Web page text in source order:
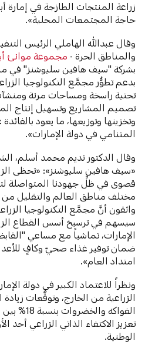
زراعة المنتجات الطازجة في إمارة
حاجة المجتمعات المحلية».
وقال عبدالله الهاملي الرئيس
والمناطق الحرة - مجموعة موانئ
بشركة "سيف هافين سليوشنز" في
بدعم تطوُّر مجمَّع التكنولوجيا
تحتية راسخة ومساحات مرنة
تصميم المشاريع وتسهيل إنتاج
وتخزينها وتوزيعها، ما يعود
المتنامي في دولة الإمارات».
وقال الدكتور نديم محمد أسلم،
«سيف هافين سليوشنز»: «تحظى
قصوى في ظلِّ جهودنا المتواصلة
مختلف مناطق العالم والتقليل من
واثقون أنَّ مجمَّع التكنولوجيا
سيسهم في ترسيخ أسس القطاع
ضمان توفير غذاء صحيّ وكافٍ
امتداد العام».
ونظراً للاعتماد الكبير في دولة
الزراعية من الخارج، وتوقُّعات
تعزيز الاكتفاء الذاتي الزراعي أحد
الوطنية.